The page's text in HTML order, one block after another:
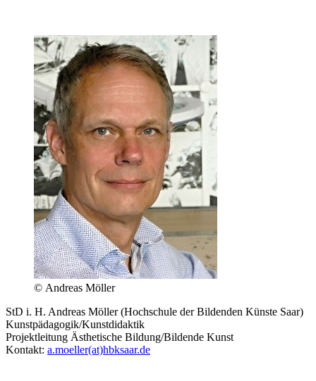
© Andreas Möller
StD i. H. Andreas Möller (Hochschule der Bildenden Künste Saar)
Kunstpädagogik/Kunstdidaktik
Projektleitung Ästhetische Bildung/Bildende Kunst
Kontakt: a.moeller(at)hbksaar.de